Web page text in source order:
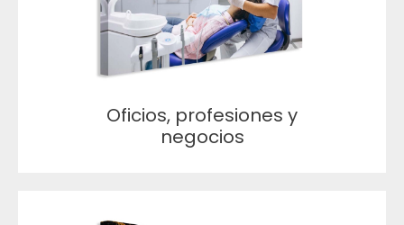
Oficios, profesiones y
negocios